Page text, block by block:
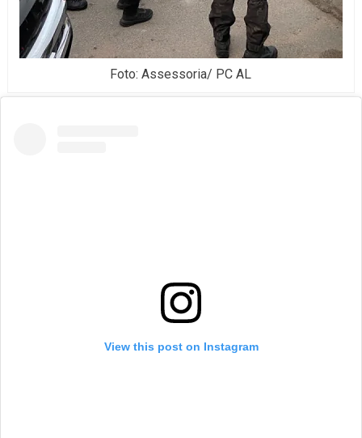
Foto: Assessoria/ PC AL
View this post on Instagram